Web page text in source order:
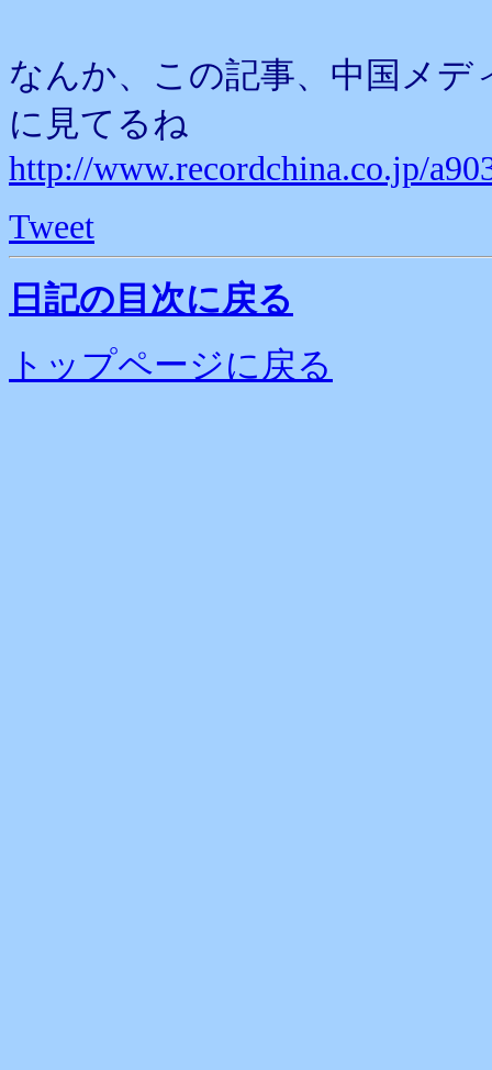
なんか、この記事、中国メ
に見てるね
http://www.recordchina.co.jp/
Tweet
日記の目次に戻る
トップページに戻る